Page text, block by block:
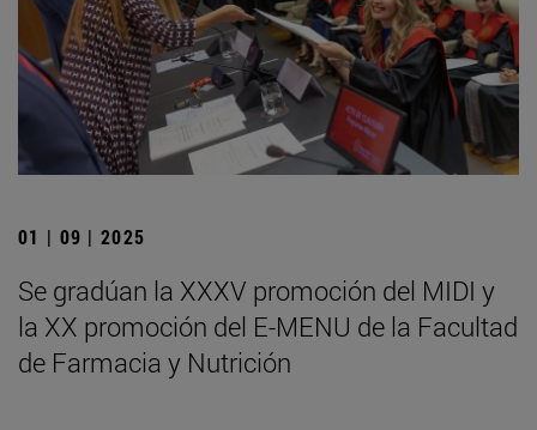
01 | 09 | 2025
Se gradúan la XXXV promoción del MIDI y
la XX promoción del E-MENU de la Facultad
de Farmacia y Nutrición